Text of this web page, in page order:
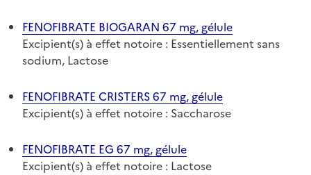
FENOFIBRATE BIOGARAN 67 mg, gélule
Excipient(s) à effet notoire : Essentiellement sans
sodium, Lactose
FENOFIBRATE CRISTERS 67 mg, gélule
Excipient(s) à effet notoire : Saccharose
FENOFIBRATE EG 67 mg, gélule
Excipient(s) à effet notoire : Lactose